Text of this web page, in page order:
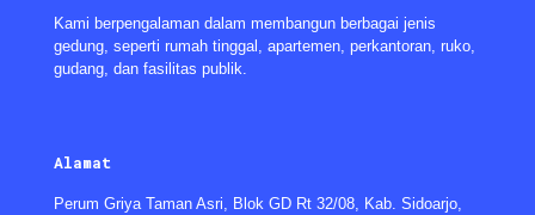
Kami berpengalaman dalam membangun berbagai jenis
gedung, seperti rumah tinggal, apartemen, perkantoran, ruko,
gudang, dan fasilitas publik.
Alamat
Perum Griya Taman Asri, Blok GD Rt 32/08, Kab. Sidoarjo,